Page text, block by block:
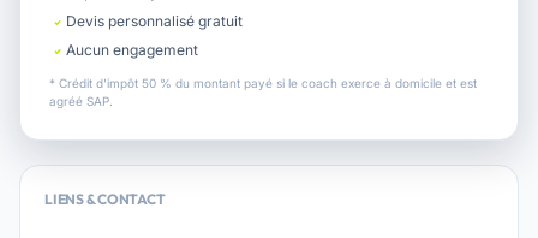
Devis personnalisé gratuit
Aucun engagement
* Crédit d'impôt 50 % du montant payé si le coach exerce à domicile et est
agréé SAP.
LIENS & CONTACT